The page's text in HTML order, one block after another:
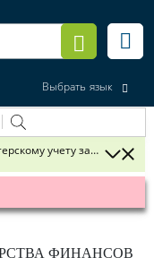
Выбрать язык
учету запасов и
ФИНАНСОВ